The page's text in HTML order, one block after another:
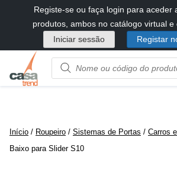
diretamente
conteúdo
Registe-se ou faça login para aceder
produtos, ambos no catálogo virtual e
Iniciar sessão
Registar
Product
name
Início / Roupeiro / Sistemas de Portas / Carros
Baixo para Slider S10